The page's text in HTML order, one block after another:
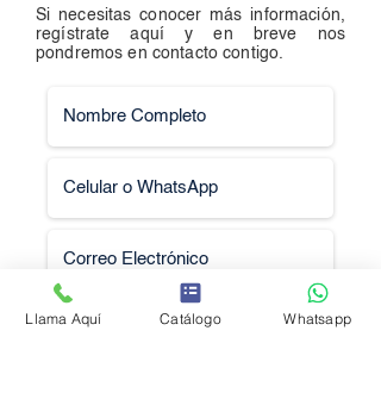
Si necesitas conocer más información,
regístrate aquí y en breve nos
pondremos en contacto contigo.
Llama Aquí Catálogo Whatsapp